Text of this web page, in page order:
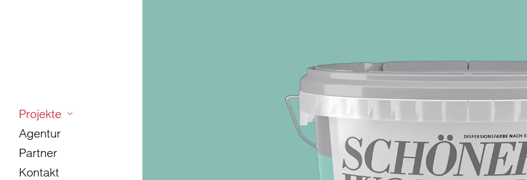
Projekte
Agentur
Partner
Kontakt